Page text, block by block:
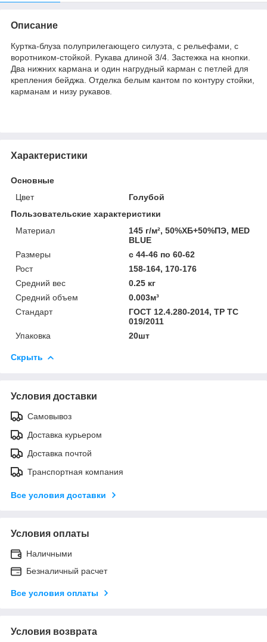
Описание
Куртка-блуза полуприлегающего силуэта, с рельефами, с
воротником-стойкой. Рукава длиной 3/4. Застежка на кнопки.
Два нижних кармана и один нагрудный карман с петлей для
крепления бейджа. Отделка белым кантом по контуру стойки,
карманам и низу рукавов.
Характеристики
Основные
Цвет
Голубой
Пользовательские характеристики
Материал
145 г/м², 50%ХБ+50%ПЭ, MED
BLUE
Размеры
с 44-46 по 60-62
Рост
158-164, 170-176
Средний вес
0.25 кг
Средний объем
0.003м³
Стандарт
ГОСТ 12.4.280-2014, ТР ТС
019/2011
Упаковка
20шт
Скрыть
Условия доставки
Самовывоз
Доставка курьером
Доставка почтой
Транспортная компания
Все условия доставки
Условия оплаты
Наличными
Безналичный расчет
Все условия оплаты
Условия возврата